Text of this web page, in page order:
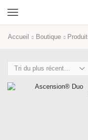
Accueil Boutique